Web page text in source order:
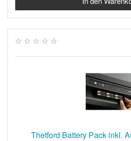
Thetford Battery Pack inkl.